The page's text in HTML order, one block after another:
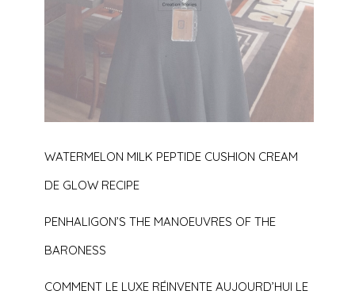
WATERMELON MILK PEPTIDE CUSHION CREAM
DE GLOW RECIPE
PENHALIGON’S THE MANOEUVRES OF THE
BARONESS
COMMENT LE LUXE RÉINVENTE AUJOURD’HUI LE